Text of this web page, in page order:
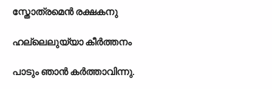
സ്തോത്രമെൻ രക്ഷകനു
ഹല്ലെലുയ്യാ കീർത്തനം
പാടും ഞാൻ കർത്താവിന്നു.